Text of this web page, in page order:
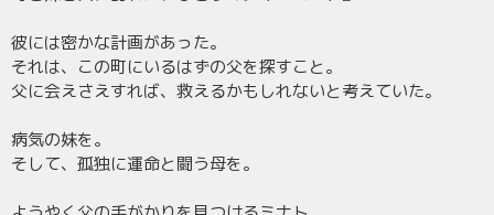
彼には密かな計画があった。
それは、この町にいるはずの父を探すこと。
父に会えさえすれば、救えるかもしれないと考えていた。
病気の妹を。
そして、孤独に運命と闘う母を。